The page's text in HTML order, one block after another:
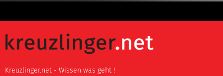
Kreuzlinger.net - Wissen was geht !